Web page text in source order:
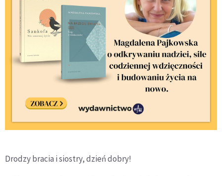
Drodzy bracia i siostry, dzień dobry!